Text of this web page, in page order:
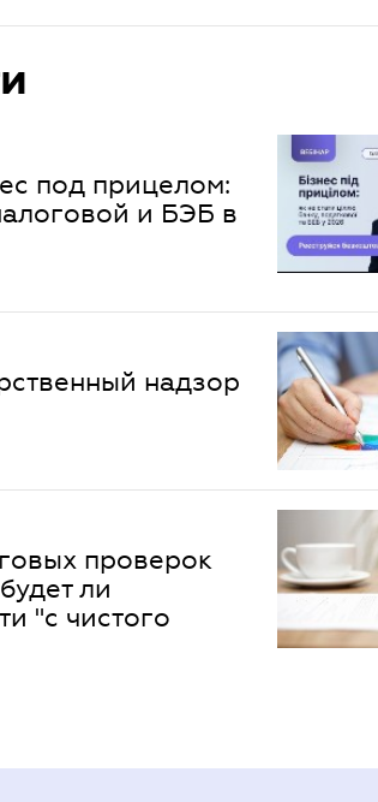
под прицелом:
и БЭБ в
надзор
проверок
ли
"с чистого